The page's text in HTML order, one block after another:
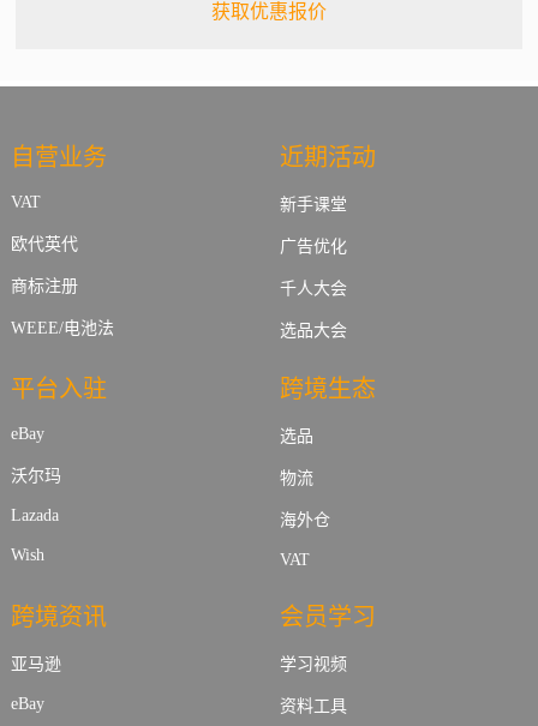
获取优惠报价
自营业务
VAT
欧代英代
商标注册
WEEE/电池法
近期活动
新手课堂
广告优化
千人大会
选品大会
平台入驻
eBay
沃尔玛
Lazada
Wish
跨境生态
选品
物流
海外仓
VAT
跨境资讯
亚马逊
eBay
会员学习
学习视频
资料工具